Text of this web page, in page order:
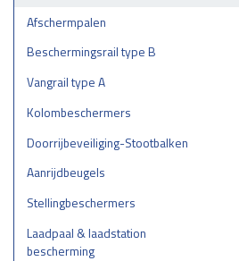
Afschermpalen
Beschermingsrail type B
Vangrail type A
Kolombeschermers
Doorrijbeveiliging-Stootbalken
Aanrijdbeugels
Stellingbeschermers
Laadpaal & laadstation
bescherming